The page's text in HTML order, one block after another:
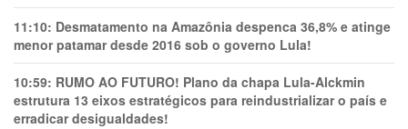
11:10: Desmatamento na Amazônia despenca 36,8% e atinge
menor patamar desde 2016 sob o governo Lula!
10:59: RUMO AO FUTURO! Plano da chapa Lula-Alckmin
estrutura 13 eixos estratégicos para reindustrializar o país e
erradicar desigualdades!